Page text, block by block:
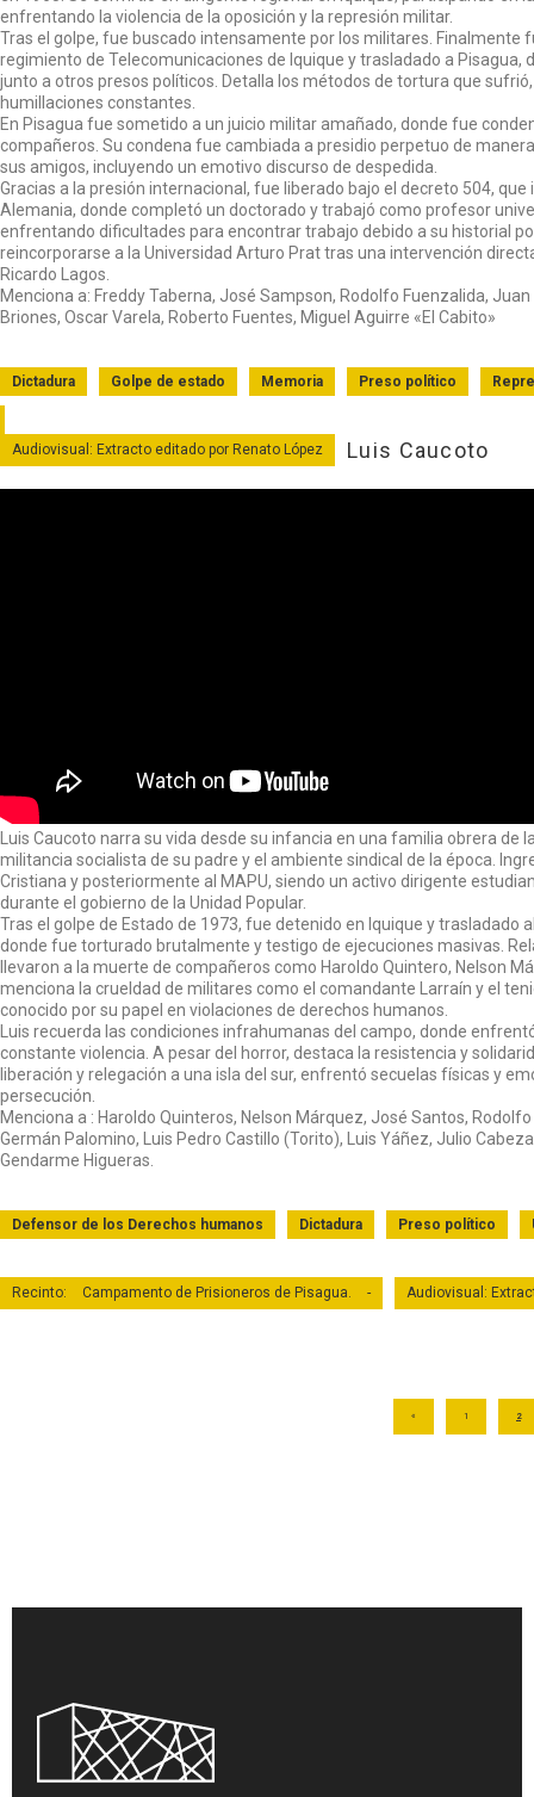
enfrentando la violencia de la oposición y la represión militar.
Tras el golpe, fue buscado intensamente por los militares. Finalmente
regimiento de Telecomunicaciones de Iquique y trasladado a Pisagua,
junto a otros presos políticos. Detalla los métodos de tortura que
humillaciones constantes.
En Pisagua fue sometido a un juicio militar amañado, donde fue
compañeros. Su condena fue cambiada a presidio perpetuo de
sus amigos, incluyendo un emotivo discurso de despedida.
Gracias a la presión internacional, fue liberado bajo el decreto 504,
Alemania, donde completó un doctorado y trabajó como profesor
enfrentando dificultades para encontrar trabajo debido a su historial
reincorporarse a la Universidad Arturo Prat tras una intervención
Ricardo Lagos.
Menciona a: Freddy Taberna, José Sampson, Rodolfo Fuenzalida,
Briones, Oscar Varela, Roberto Fuentes, Miguel Aguirre «El Cabito»
Dictadura Golpe de estado Memoria Preso político
Audiovisual: Extracto editado por Renato López Luis Caucoto
Luis Caucoto narra su vida desde su infancia en una familia obrera de
militancia socialista de su padre y el ambiente sindical de la época.
Cristiana y posteriormente al MAPU, siendo un activo dirigente
durante el gobierno de la Unidad Popular.
Tras el golpe de Estado de 1973, fue detenido en Iquique y trasladado
donde fue torturado brutalmente y testigo de ejecuciones masivas.
llevaron a la muerte de compañeros como Haroldo Quintero, Nelson
menciona la crueldad de militares como el comandante Larraín y el
conocido por su papel en violaciones de derechos humanos.
Luis recuerda las condiciones infrahumanas del campo, donde
constante violencia. A pesar del horror, destaca la resistencia y
liberación y relegación a una isla del sur, enfrentó secuelas físicas y
persecución.
Menciona a : Haroldo Quinteros, Nelson Márquez, José Santos,
Germán Palomino, Luis Pedro Castillo (Torito), Luis Yáñez, Julio
Gendarme Higueras.
Defensor de los Derechos humanos Dictadura Preso político
Recinto: Campamento de Prisioneros de Pisagua. - Audiovisual:
« 1 2